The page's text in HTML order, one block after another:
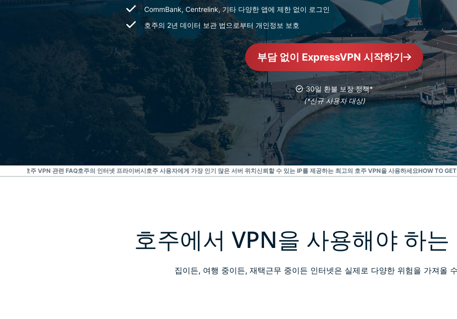
호, 모니터링,
도구 모음입니
다.
CommBank, Centrelink, 기타 다양한 앱에 제한 없이 로그인
호주의 2년 데이터 보관 법으로부터 개인정보 보호
부담 없이 ExpressVPN 시작하기
30일 환불 보장 정책*
(*신규 사용자 대상)
호주 VPN 관련 FAQ호주의 인터넷 프라이버시호주 사용자에게 가장 인기 많은 서버 위치신뢰할 수 있는 IP를 제공하는 최고의 호주 VPN을 사용하세요HOW TO
호주에서 VPN을 사용해야 하는
집이든, 여행 중이든, 재택근무 중이든 인터넷은 실제로 다양한 위험을 가져올